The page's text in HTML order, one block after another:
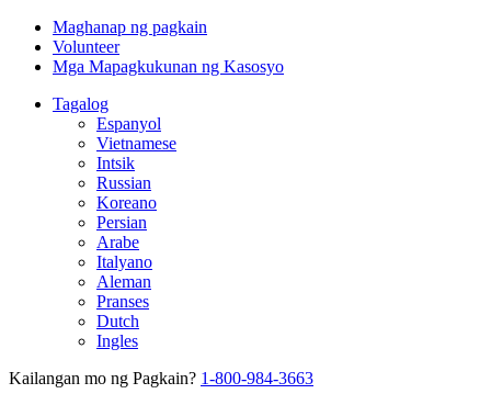
Maghanap ng pagkain
Volunteer
Mga Mapagkukunan ng Kasosyo
Tagalog
Espanyol
Vietnamese
Intsik
Russian
Koreano
Persian
Arabe
Italyano
Aleman
Pranses
Dutch
Ingles
Kailangan mo ng Pagkain? 1-800-984-3663